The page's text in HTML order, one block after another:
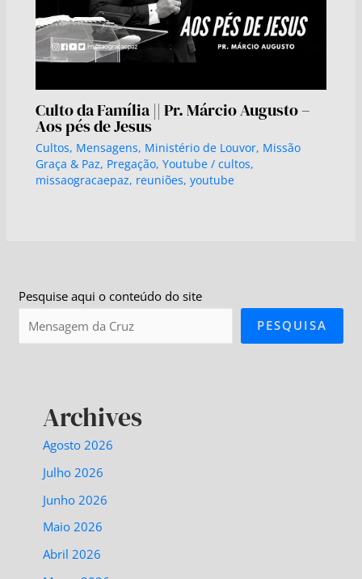
Culto da Família || Pr. Márcio Augusto –
Aos pés de Jesus
Cultos, Mensagens, Ministério de Louvor, Missão
Graça & Paz, Pregação,Youtube /cultos,
missaogracaepaz, reuniões,youtube
Pesquise aqui o conteúdo do site
PESQUISA
Archives
Agosto 2026
Julho 2026
Junho 2026
Maio 2026
Abril 2026